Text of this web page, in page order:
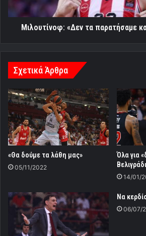
Μιλουτίνοφ: «Δεν τα παρατήσαμε
Σχετικά Άρθρα
«Θα δούμε τα λάθη μας»
05/11/2022
Όλα για
14/01/
Να
06/07/